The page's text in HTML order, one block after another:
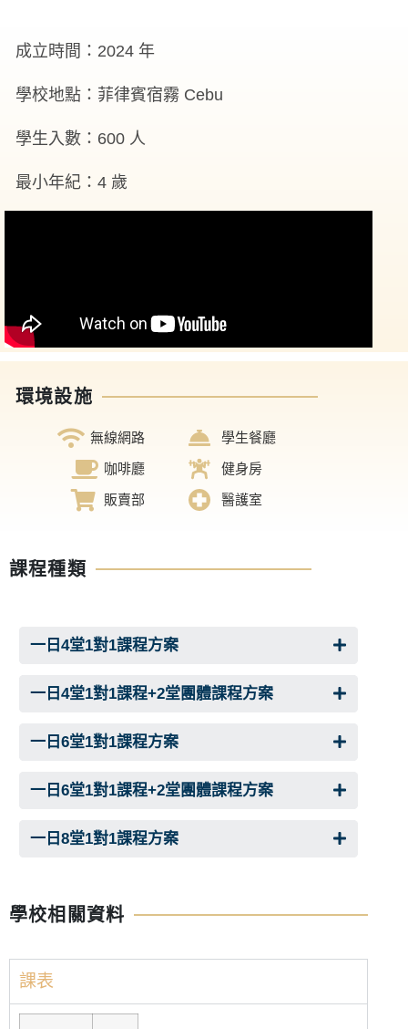
成立時間：2024 年
學校地點：菲律賓宿霧 Cebu
學生入數：600 人
最小年紀：4 歲
環境設施
無線網路
學生餐廳
咖啡廳
健身房
販賣部
醫護室
課程種類
一日4堂1對1課程方案
一日4堂1對1課程+2堂團體課程方案
一日6堂1對1課程方案
一日6堂1對1課程+2堂團體課程方案
一日8堂1對1課程方案
學校相關資料
課表